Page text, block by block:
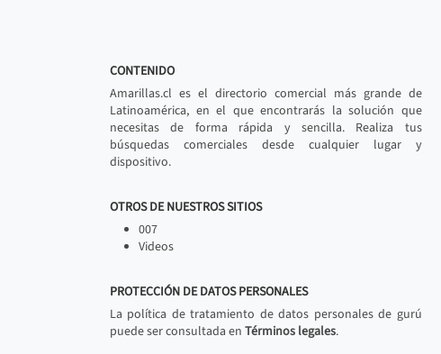
CONTENIDO
Amarillas.cl es el directorio comercial más grande de
Latinoamérica, en el que encontrarás la solución que
necesitas de forma rápida y sencilla. Realiza tus
búsquedas comerciales desde cualquier lugar y
dispositivo.
OTROS DE NUESTROS SITIOS
007
Videos
PROTECCIÓN DE DATOS PERSONALES
La política de tratamiento de datos personales de gurú
puede ser consultada en Términos legales.